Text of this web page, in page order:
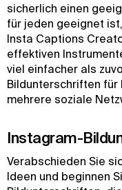
sicherlich einen
für jeden geeignet
Insta Captions
effektiven
viel einfacher als
Bildunterschriften für
mehrere soziale
Instagram-
Verabschieden Sie
Ideen und beginnen